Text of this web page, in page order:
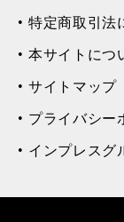
特定商取引法
本サイトにつ
サイトマップ
プライバシー
インプレスグ